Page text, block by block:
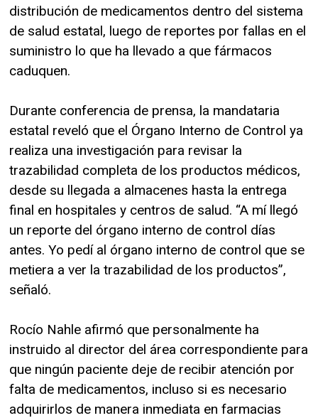
distribución de medicamentos dentro del sistema
de salud estatal, luego de reportes por fallas en el
suministro lo que ha llevado a que fármacos
caduquen.
Durante conferencia de prensa, la mandataria
estatal reveló que el Órgano Interno de Control ya
realiza una investigación para revisar la
trazabilidad completa de los productos médicos,
desde su llegada a almacenes hasta la entrega
final en hospitales y centros de salud. “A mí llegó
un reporte del órgano interno de control días
antes. Yo pedí al órgano interno de control que se
metiera a ver la trazabilidad de los productos”,
señaló.
Rocío Nahle afirmó que personalmente ha
instruido al director del área correspondiente para
que ningún paciente deje de recibir atención por
falta de medicamentos, incluso si es necesario
adquirirlos de manera inmediata en farmacias